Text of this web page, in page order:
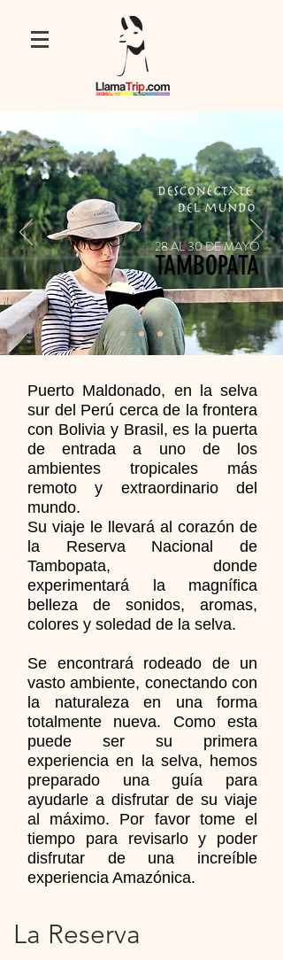
28 AL 30 DE MAYO
TAMBOPATA
Puerto Maldonado, en la selva
sur del Perú cerca de la frontera
con Bolivia y Brasil, es la puerta
de entrada a uno de los
ambientes tropicales más
remoto y extraordinario del
mundo.
Su viaje le llevará al corazón de
la Reserva Nacional de
Tambopata, donde
experimentará la magnífica
belleza de sonidos, aromas,
colores y soledad de la selva.
Se encontrará rodeado de un
vasto ambiente, conectando con
la naturaleza en una forma
totalmente nueva. Como esta
puede ser su primera
experiencia en la selva, hemos
preparado una guía para
ayudarle a disfrutar de su viaje
al máximo. Por favor tome el
tiempo para revisarlo y poder
disfrutar de una increíble
experiencia Amazónica.
La Reserva